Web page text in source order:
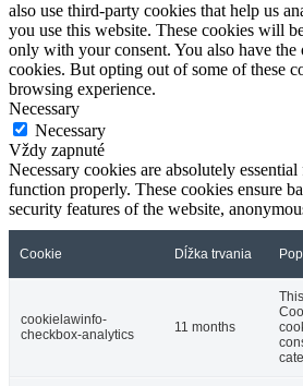
also use third-party cookies that help us
you use this website. These cookies will
only with your consent. You also have
cookies. But opting out of some of these
browsing experience.
Necessary
Necessary
Vždy zapnuté
Necessary cookies are absolutely
function properly. These cookies ensure
security features of the website,
Cookie Dĺžka trvania
cookielawinfo-
checkbox-analytics
11 months